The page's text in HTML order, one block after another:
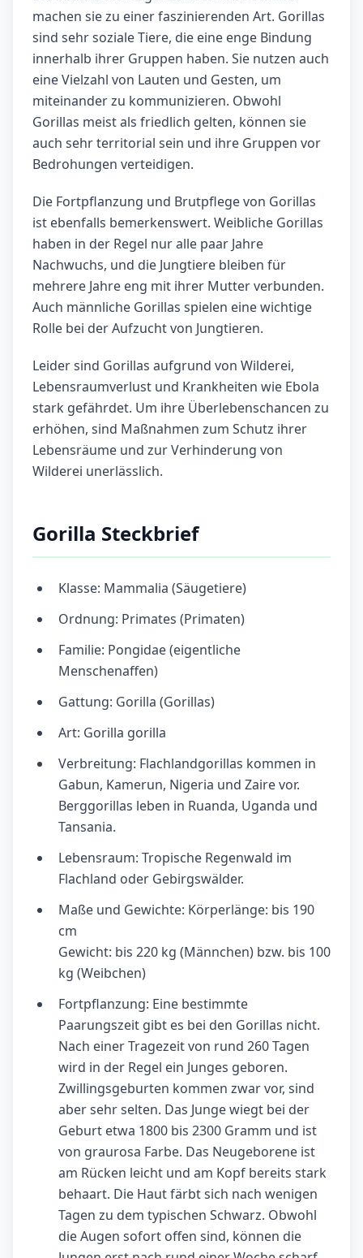
machen sie zu einer faszinierenden Art. Gorillas
sind sehr soziale Tiere, die eine enge Bindung
innerhalb ihrer Gruppen haben. Sie nutzen auch
eine Vielzahl von Lauten und Gesten, um
miteinander zu kommunizieren. Obwohl
Gorillas meist als friedlich gelten, können sie
auch sehr territorial sein und ihre Gruppen vor
Bedrohungen verteidigen.
Die Fortpflanzung und Brutpflege von Gorillas
ist ebenfalls bemerkenswert. Weibliche Gorillas
haben in der Regel nur alle paar Jahre
Nachwuchs, und die Jungtiere bleiben für
mehrere Jahre eng mit ihrer Mutter verbunden.
Auch männliche Gorillas spielen eine wichtige
Rolle bei der Aufzucht von Jungtieren.
Leider sind Gorillas aufgrund von Wilderei,
Lebensraumverlust und Krankheiten wie Ebola
stark gefährdet. Um ihre Überlebenschancen zu
erhöhen, sind Maßnahmen zum Schutz ihrer
Lebensräume und zur Verhinderung von
Wilderei unerlässlich.
Gorilla Steckbrief
Klasse: Mammalia (Säugetiere)
Ordnung: Primates (Primaten)
Familie: Pongidae (eigentliche
Menschenaffen)
Gattung: Gorilla (Gorillas)
Art: Gorilla gorilla
Verbreitung: Flachlandgorillas kommen in
Gabun, Kamerun, Nigeria und Zaire vor.
Berggorillas leben in Ruanda, Uganda und
Tansania.
Lebensraum: Tropische Regenwald im
Flachland oder Gebirgswälder.
Maße und Gewichte: Körperlänge: bis 190
cm
Gewicht: bis 220 kg (Männchen) bzw. bis 100
kg (Weibchen)
Fortpflanzung: Eine bestimmte
Paarungszeit gibt es bei den Gorillas nicht.
Nach einer Tragezeit von rund 260 Tagen
wird in der Regel ein Junges geboren.
Zwillingsgeburten kommen zwar vor, sind
aber sehr selten. Das Junge wiegt bei der
Geburt etwa 1800 bis 2300 Gramm und ist
von graurosa Farbe. Das Neugeborene ist
am Rücken leicht und am Kopf bereits stark
behaart. Die Haut färbt sich nach wenigen
Tagen zu dem typischen Schwarz. Obwohl
die Augen sofort offen sind, können die